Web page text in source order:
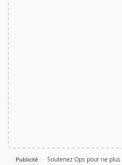
Publicité Soutenez Ops pour ne